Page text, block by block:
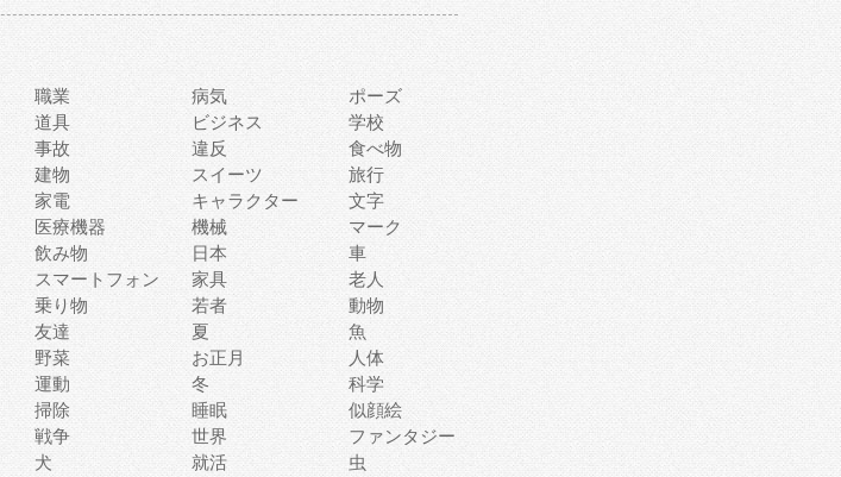
職業 病気
ポーズ
道具 ビジネス
学校
事故 違反
食べ物
建物 スイーツ
旅行
家電 キャラクター
文字
医療機器 機械
マーク
飲み物 日本
車
スマートフォン 家具
老人
乗り物 若者
動物
友達 夏
魚
野菜 お正月
人体
運動 冬
科学
掃除 睡眠
似顔絵
戦争 世界
ファンタジー
犬 就活
虫